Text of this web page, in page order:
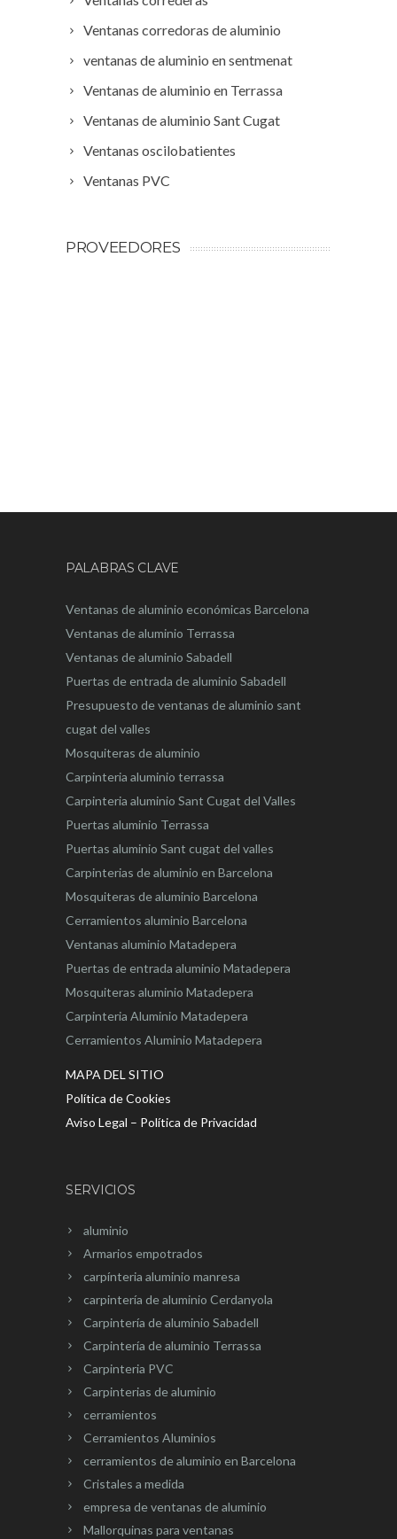
Ventanas corredoras de aluminio
ventanas de aluminio en sentmenat
Ventanas de aluminio en Terrassa
Ventanas de aluminio Sant Cugat
Ventanas oscilobatientes
Ventanas PVC
PROVEEDORES
PALABRAS CLAVE
Ventanas de aluminio económicas Barcelona
Ventanas de aluminio Terrassa
Ventanas de aluminio Sabadell
Puertas de entrada de aluminio Sabadell
Presupuesto de ventanas de aluminio sant
cugat del valles
Mosquiteras de aluminio
Carpinteria aluminio terrassa
Carpinteria aluminio Sant Cugat del Valles
Puertas aluminio Terrassa
Puertas aluminio Sant cugat del valles
Carpinterias de aluminio en Barcelona
Mosquiteras de aluminio Barcelona
Cerramientos aluminio Barcelona
Ventanas aluminio Matadepera
Puertas de entrada aluminio Matadepera
Mosquiteras aluminio Matadepera
Carpinteria Aluminio Matadepera
Cerramientos Aluminio Matadepera
MAPA DEL SITIO
Política de Cookies
Aviso Legal – Política de Privacidad
SERVICIOS
aluminio
Armarios empotrados
carpínteria aluminio manresa
carpintería de aluminio Cerdanyola
Carpintería de aluminio Sabadell
Carpintería de aluminio Terrassa
Carpinteria PVC
Carpinterias de aluminio
cerramientos
Cerramientos Aluminios
cerramientos de aluminio en Barcelona
Cristales a medida
empresa de ventanas de aluminio
Mallorquinas para ventanas